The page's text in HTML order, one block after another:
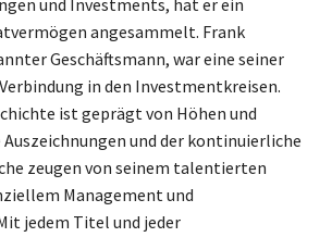
und Investments, hat er ein
angesammelt. Frank
Geschäftsmann, war eine seiner
in den Investmentkreisen.
ist geprägt von Höhen und
Auszeichnungen und der kontinuierliche
zeugen von seinem talentierten
Management und
jedem Titel und jeder